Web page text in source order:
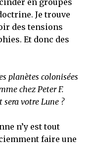
en groupes
Je trouve
des tensions
Et donc des
planètes colonisées
chez Peter F.
votre Lune ?
n’y est tout
faire une